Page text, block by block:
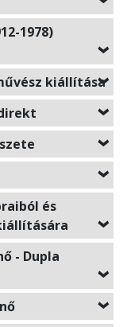
1978)
kiállítása
és
- Dupla